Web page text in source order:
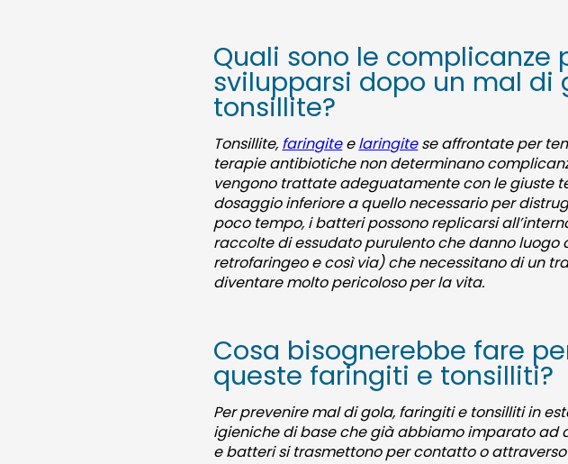
Quali sono le
svilupparsi dopo un mal di
tonsillite?
Tonsillite, faringiteelaringitese affrontate per
terapie antibiotiche non determinano
vengono trattate adeguatamente con le giuste
dosaggio inferiore a quello necessario per
poco tempo, i batteri possono replicarsi
raccolte di essudato purulento che danno luogo
retrofaringeo e così via) che necessitano di un
diventare molto pericoloso per la vita.
Cosa bisognerebbe fare
queste faringiti e tonsilliti?
Per prevenire mal di gola, faringiti e tonsilliti in
igieniche di base che già abbiamo imparato ad
e batteri si trasmettono per contatto o